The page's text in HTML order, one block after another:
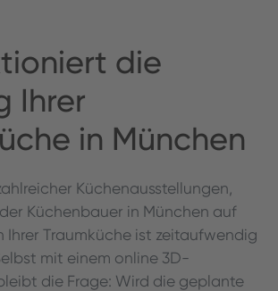
die
Ihrer
in München
Küchenausstellungen,
Küchenbauer in München auf
Ihrer Traumküche ist zeitaufwendig
mit einem online 3D-
die Frage: Wird die geplante